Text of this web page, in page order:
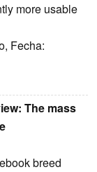
more usable
Fecha:
The mass
breed